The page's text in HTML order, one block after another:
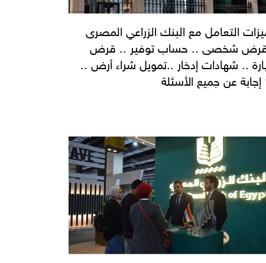
التعامل مع البنك الزراعي المصرى
شخصى .. حساب توفير .. قرض
.. شهادات إدخار ..تمويل شراء أرض ..